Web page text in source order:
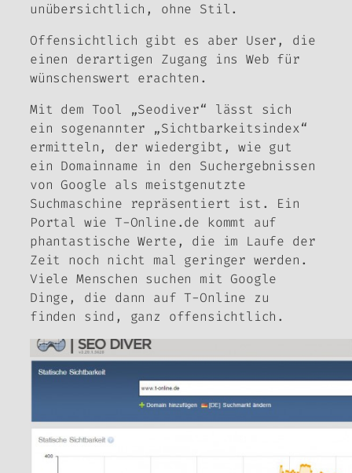
unübersichtlich, ohne Stil.
Offensichtlich gibt es aber User, die
einen derartigen Zugang ins Web für
wünschenswert erachten.
Mit dem Tool „Seodiver“ lässt sich
ein sogenannter „Sichtbarkeitsindex“
ermitteln, der wiedergibt, wie gut
ein Domainname in den Suchergebnissen
von Google als meistgenutzte
Suchmaschine repräsentiert ist. Ein
Portal wie T-Online.de kommt auf
phantastische Werte, die im Laufe der
Zeit noch nicht mal geringer werden.
Viele Menschen suchen mit Google
Dinge, die dann auf T-Online zu
finden sind, ganz offensichtlich.